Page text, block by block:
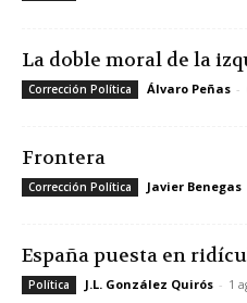
La doble moral de la
Corrección Política Álvaro Peñas -
Frontera
Corrección Política Javier Benegas
España puesta en
Política J.L. González Quirós - 1